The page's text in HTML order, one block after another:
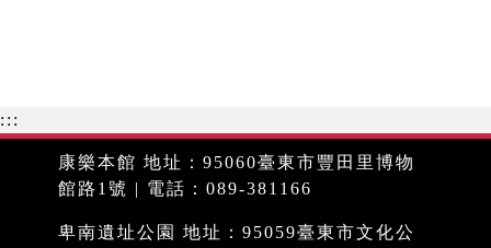
:::
康樂本館 地址：95060臺東市豐田里博物
館路1號 | 電話：089-381166
卑南遺址公園 地址：95059臺東市文化公